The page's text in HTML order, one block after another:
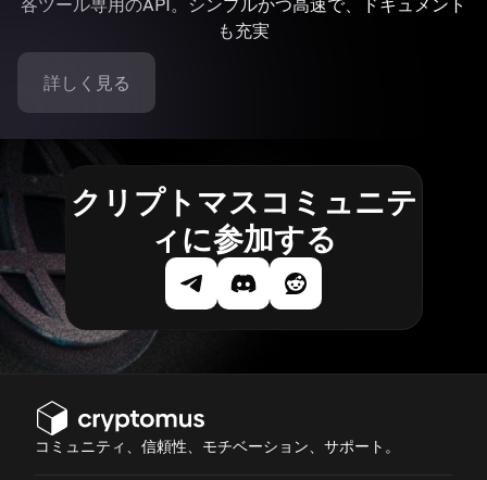
各ツール専用のAPI。シンプルかつ高速で、ドキュメント
も充実
詳しく見る
クリプトマスコミュニテ
ィに参加する
コミュニティ、信頼性、モチベーション、サポート。